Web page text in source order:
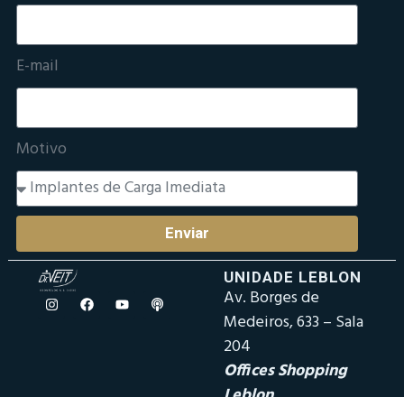
E-mail
Motivo
Enviar
UNIDADE LEBLON
Av. Borges de
Medeiros, 633 – Sala
204
Offices Shopping